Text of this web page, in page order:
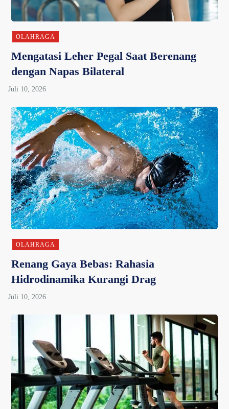
OLAHRAGA
Mengatasi Leher Pegal Saat Berenang
dengan Napas Bilateral
OLAHRAGA
Renang Gaya Bebas: Rahasia
Hidrodinamika Kurangi Drag